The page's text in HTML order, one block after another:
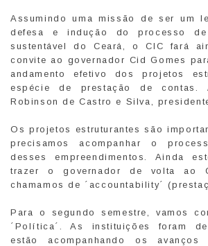
Assumindo uma missão de ser um
defesa e indução do processo de
sustentável do Ceará, o CIC fará
convite ao governador Cid Gomes
andamento efetivo dos projetos
espécie de prestação de contas.
Robinson de Castro e Silva,
Os projetos estruturantes são
precisamos acompanhar o
desses empreendimentos. Ainda
trazer o governador de volta ao
chamamos de ´accountability´
Para o segundo semestre, vamos
´Política´. As instituições foram
estão acompanhando os